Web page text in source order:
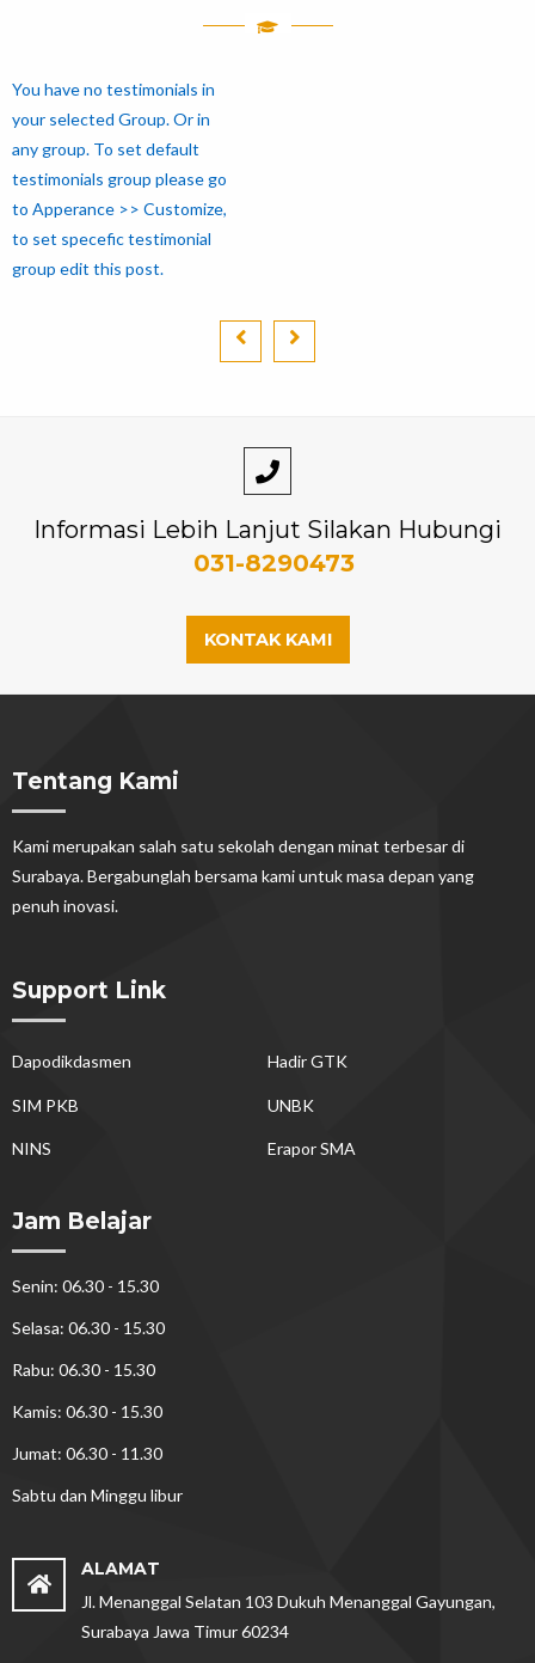
You have no testimonials in
your selected Group. Or in
any group. To set default
testimonials group please go
to Apperance >> Customize,
to set specefic testimonial
group edit this post.
Informasi Lebih Lanjut Silakan Hubungi
031-8290473
KONTAK KAMI
Tentang Kami
Kami merupakan salah satu sekolah dengan minat terbesar di
Surabaya. Bergabunglah bersama kami untuk masa depan yang
penuh inovasi.
Support Link
Dapodikdasmen Hadir GTK
SIM PKB UNBK
NINS Erapor SMA
Jam Belajar
Senin: 06.30 - 15.30
Selasa: 06.30 - 15.30
Rabu: 06.30 - 15.30
Kamis: 06.30 - 15.30
Jumat: 06.30 - 11.30
Sabtu dan Minggu libur
ALAMAT
Jl. Menanggal Selatan 103 Dukuh Menanggal Gayungan,
Surabaya Jawa Timur 60234